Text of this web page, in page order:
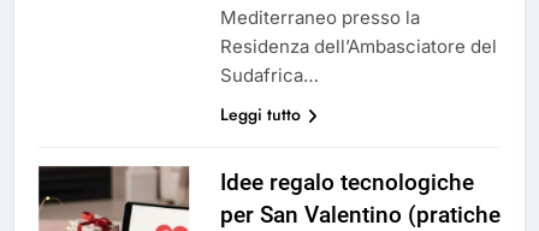
Mediterraneo presso la
Residenza dell’Ambasciatore del
Sudafrica…
Leggi tutto
Idee regalo tecnologiche
per San Valentino (pratiche